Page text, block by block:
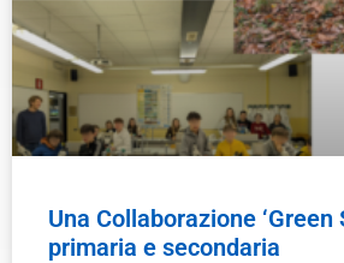
Una Collaborazione ‘Green
primaria e secondaria